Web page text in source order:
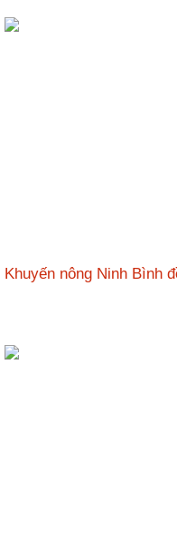
Khuyến nông Ninh Bình